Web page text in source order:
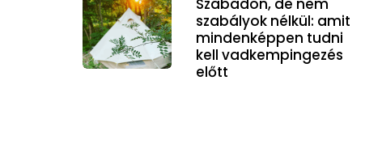
szabályok nélkül: amit
mindenképpen tudni
kell vadkempingezés
előtt